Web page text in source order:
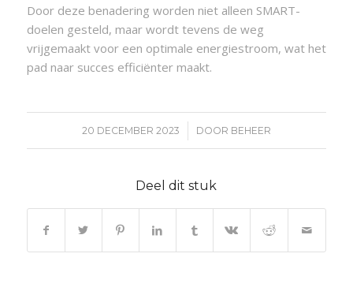
Door deze benadering worden niet alleen SMART-
doelen gesteld, maar wordt tevens de weg
vrijgemaakt voor een optimale energiestroom, wat het
pad naar succes efficiënter maakt.
20 DECEMBER 2023
/ DOOR BEHEER
Deel dit stuk